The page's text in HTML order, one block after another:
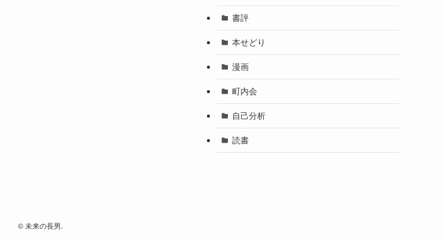
書評
本せどり
漫画
町内会
自己分析
読書
©未来の長男.